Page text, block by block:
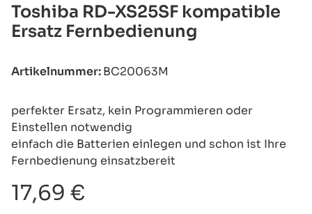
Toshiba RD-XS25SF kompatible
Ersatz Fernbedienung
Artikelnummer:BC20063M
perfekter Ersatz, kein Programmieren oder
Einstellen notwendig
einfach die Batterien einlegen und schon ist Ihre
Fernbedienung einsatzbereit
17,69 €